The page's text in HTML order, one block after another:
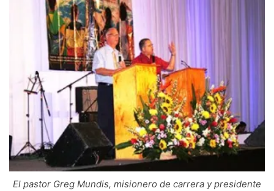
El pastor Greg Mundis, misionero de carrera y presidente